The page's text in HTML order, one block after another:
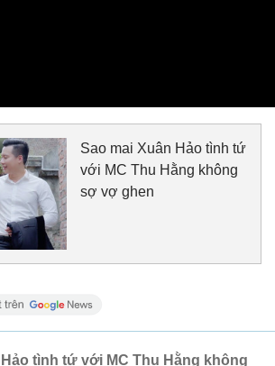
Sao mai Xuân Hảo tình tứ
với MC Thu Hằng không
sợ vợ ghen
tình tứ với MC Thu Hằng không